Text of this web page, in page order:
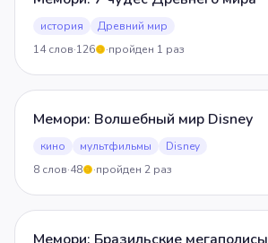
история
Древний мир
14 слов·126 ·пройден 1 раз
Мемори: Волшебный мир Disney
кино
мультфильмы
Disney
8 слов·48 ·пройден 2 раз